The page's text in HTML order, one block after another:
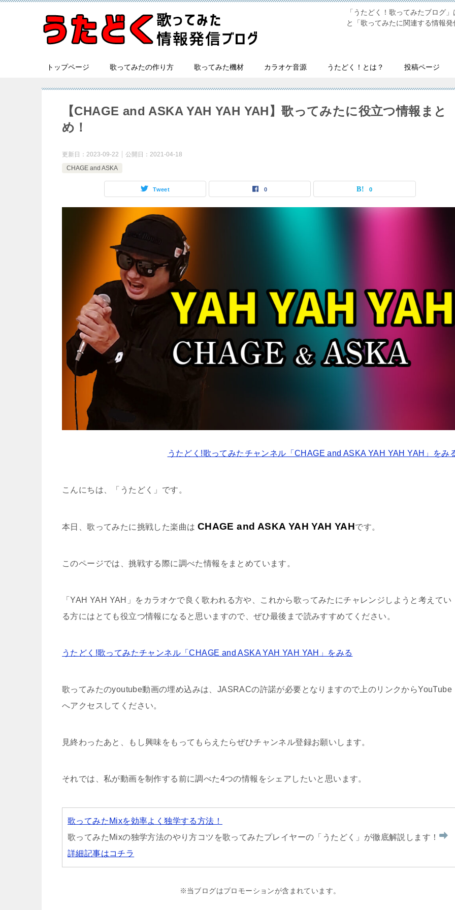
「うたどく！歌ってみたブログ
と「歌ってみたに関連する情報
トップページ 歌ってみたの作り方 歌ってみた機材 カラオケ音源 うたどく！とは？ 投稿ページ
【CHAGE and ASKA YAH YAH YAH】歌ってみたに役立つ情報まと
め！
更新日： 2023-09-22 公開日： 2021-04-18
CHAGE and ASKA
Tweet 0 0
うたどく!歌ってみたチャンネル「CHAGE and ASKA YAH YAH YAH」をみ
こんにちは、「うたどく」です。
本日、歌ってみたに挑戦した楽曲は CHAGE and ASKA YAH YAH YAHです。
このページでは、挑戦する際に調べた情報をまとめています。
「YAH YAH YAH」をカラオケで良く歌われる方や、これから歌ってみたにチャレンジしようと考えてい
る方にはとても役立つ情報になると思いますので、ぜひ最後まで読みすすめてください。
うたどく!歌ってみたチャンネル「CHAGE and ASKA YAH YAH YAH」をみる
歌ってみたのyoutube動画の埋め込みは、JASRACの許諾が必要となりますので上のリンクからYouTube
へアクセスしてください。
見終わったあと、もし興味をもってもらえたらぜひチャンネル登録お願いします。
それでは、私が動画を制作する前に調べた4つの情報をシェアしたいと思います。
歌ってみたMixを効率よく独学する方法！
歌ってみたMixの独学方法のやり方コツを歌ってみたプレイヤーの「うたどく」が徹底解説します！
詳細記事はコチラ
※当ブログはプロモーションが含まれています。